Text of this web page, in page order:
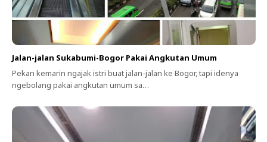
Jalan-jalan Sukabumi-Bogor Pakai Angkutan Umum
Pekan kemarin ngajak istri buat jalan-jalan ke Bogor, tapi idenya
ngebolang pakai angkutan umum sa…